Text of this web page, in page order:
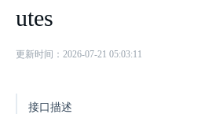
utes
更新时间：2026-07-21 05:03:11
接口描述